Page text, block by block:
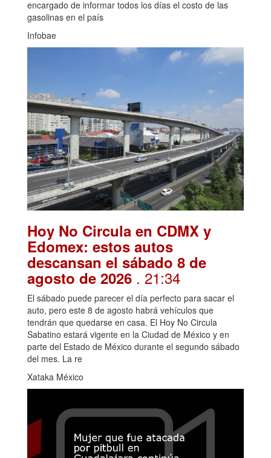
encargado de informar todos los días el costo de las
gasolinas en el país
Infobae
Hoy No Circula en CDMX y
Edomex: estos autos
descansan el sábado 8 de
agosto de 2026 . 21:34
El sábado puede parecer el día perfecto para sacar el
auto, pero este 8 de agosto habrá vehículos que
tendrán que quedarse en casa. El Hoy No Circula
Sabatino estará vigente en la Ciudad de México y en
parte del Estado de México durante el segundo sábado
del mes. La re
Xataka México